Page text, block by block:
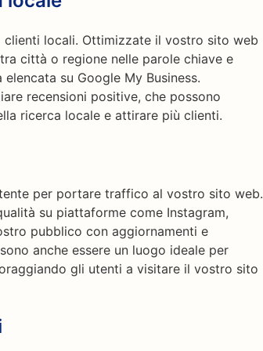
locali. Ottimizzate il vostro sito web
città o regione nelle parole chiave e
su Google My Business.
recensioni positive, che possono
ricerca locale e attirare più clienti.
per portare traffico al vostro sito web.
su piattaforme come Instagram,
pubblico con aggiornamenti e
anche essere un luogo ideale per
gli utenti a visitare il vostro sito